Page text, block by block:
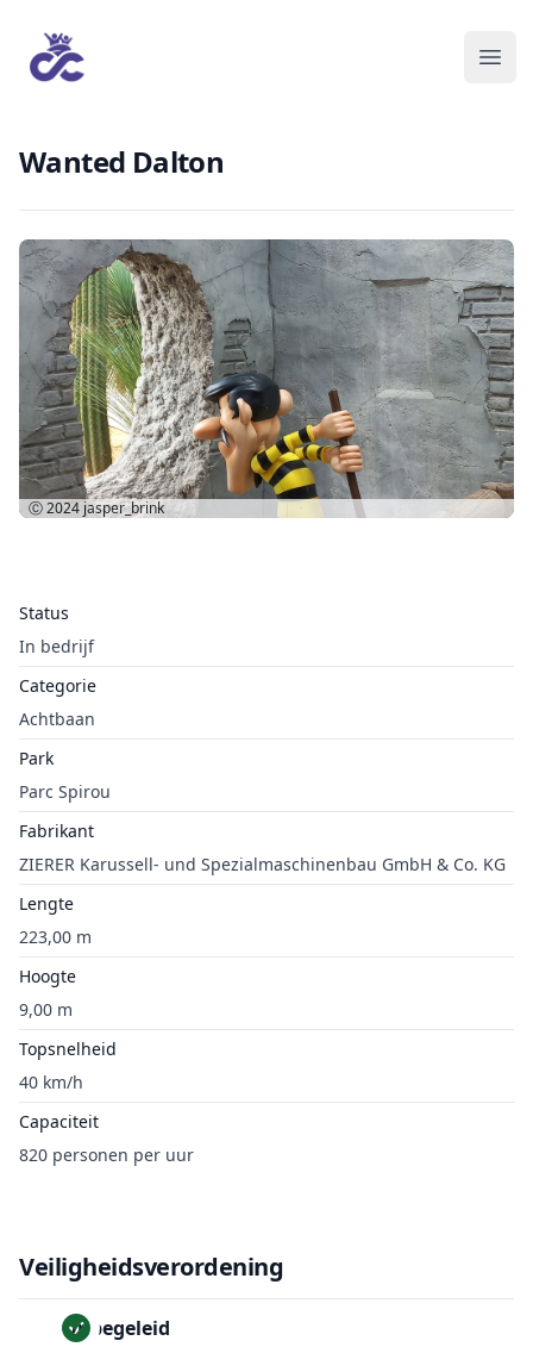
Wanted Dalton
Status
In bedrijf
Categorie
Achtbaan
Park
Parc Spirou
Fabrikant
ZIERER Karussell- und Spezialmaschinenbau GmbH & Co. KG
Lengte
223,00 m
Hoogte
9,00 m
Topsnelheid
40 km/h
Capaciteit
820 personen per uur
Ⓒ 2024 jasper_brink
Veiligheidsverordening
Onbegeleid